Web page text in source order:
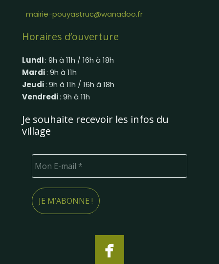
mairie-pouyastruc@wanadoo.fr
Horaires d’ouverture
Lundi: 9h à 11h / 16h à 18h
Mardi: 9h à 11h
Jeudi: 9h à 11h / 16h à 18h
Vendredi: 9h à 11h
Je souhaite recevoir les infos du
village